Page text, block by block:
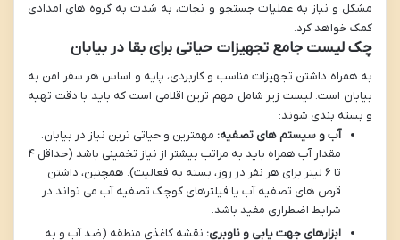
مشکل و نیاز به عملیات جستجو و نجات، به شدت به گروه های امدادی
کمک خواهد کرد.
چک لیست جامع تجهیزات حیاتی برای بقا در بیابان
به همراه داشتن تجهیزات مناسب و کاربردی، پایه و اساس هر سفر امن به
بیابان است. لیست زیر شامل مهم ترین اقلامی است که باید با دقت تهیه
و بسته بندی شوند:
آب و سیستم های تصفیه: مهمترین و حیاتی ترین نیاز در بیابان.
مقدار آب همراه باید به مراتب بیشتر از نیاز تخمینی باشد (حداقل ۴
تا ۶ لیتر برای هر نفر در روز، بسته به فعالیت). همچنین، داشتن
قرص های تصفیه آب یا فیلترهای کوچک تصفیه آب می تواند در
شرایط اضطراری مفید باشد.
ابزارهای جهت یابی و ناوبری: نقشه کاغذی منطقه (ضد آب و به